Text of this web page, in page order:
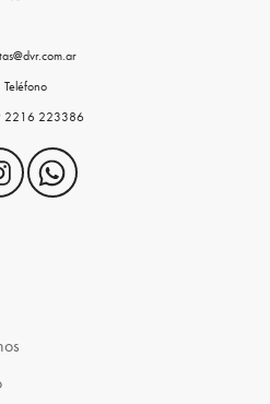
Teléfono
2216 223386